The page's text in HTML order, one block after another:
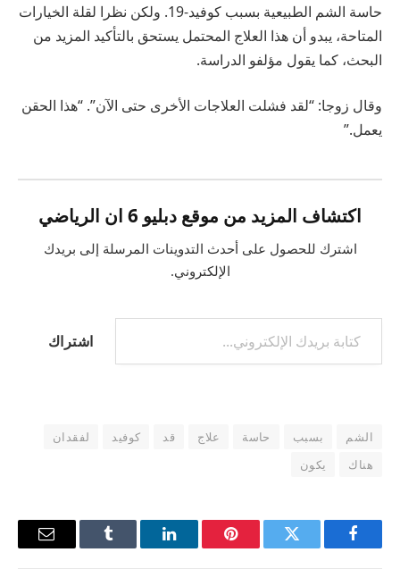
حاسة الشم الطبيعية بسبب كوفيد-19. ولكن نظرا لقلة الخيارات
المتاحة، يبدو أن هذا العلاج المحتمل يستحق بالتأكيد المزيد من
البحث، كما يقول مؤلفو الدراسة.
وقال زوجا: “لقد فشلت العلاجات الأخرى حتى الآن”. “هذا الحقن
يعمل.”
اكتشاف المزيد من موقع دبليو 6 ان الرياضي
اشترك للحصول على أحدث التدوينات المرسلة إلى بريدك
الإلكتروني.
اشتراك
الشم بسبب حاسة علاج قد كوفيد
لفقدان
هناك
يكون
فيسبوك تويتر بينتيريستلينكدإن Tumblr
البريد